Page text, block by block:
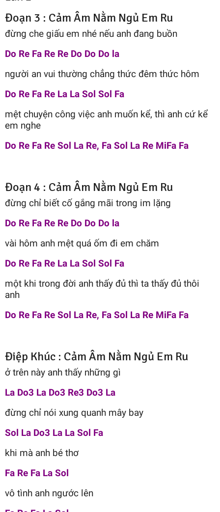
Đoạn 3 : Cảm Âm Nằm Ngủ Em Ru
đừng che giấu em nhé nếu anh đang buồn
Do Re Fa Re Re Do Do Do la
người an vui thường chẳng thức đêm thức hôm
Do Re Fa Re La La Sol Sol Fa
mệt chuyện công việc anh muốn kể, thì anh cứ kể
em nghe
Do Re Fa Re Sol La Re, Fa Sol La Re MiFa Fa
Đoạn 4 : Cảm Âm Nằm Ngủ Em Ru
đừng chỉ biết cố gắng mãi trong im lặng
Do Re Fa Re Re Do Do Do la
vài hôm anh mệt quá ốm đi em chăm
Do Re Fa Re La La Sol Sol Fa
một khi trong đời anh thấy đủ thì ta thấy đủ thôi
anh
Do Re Fa Re Sol La Re, Fa Sol La Re MiFa Fa
Điệp Khúc : Cảm Âm Nằm Ngủ Em Ru
ở trên này anh thấy những gì
La Do3 La Do3 Re3 Do3 La
đừng chỉ nói xung quanh mây bay
Sol La Do3 La La Sol Fa
khi mà anh bé thơ
Fa Re Fa La Sol
vô tình anh ngước lên